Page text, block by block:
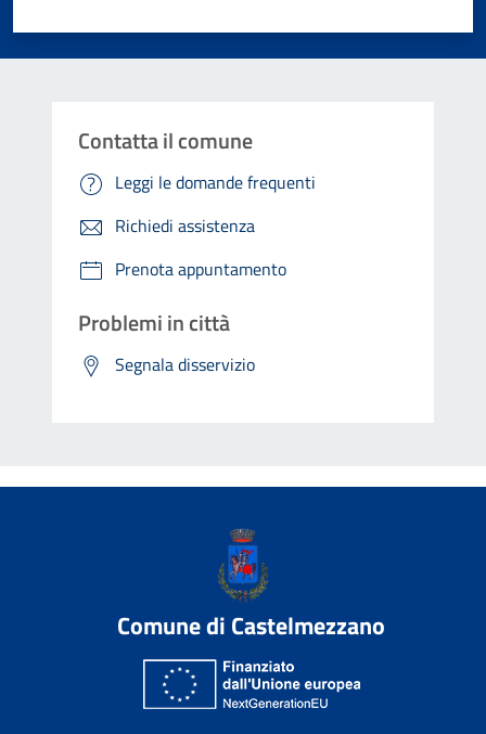
Contatta il comune
Leggi le domande frequenti
Richiedi assistenza
Prenota appuntamento
Problemi in città
Segnala disservizio
Comune di Castelmezzano